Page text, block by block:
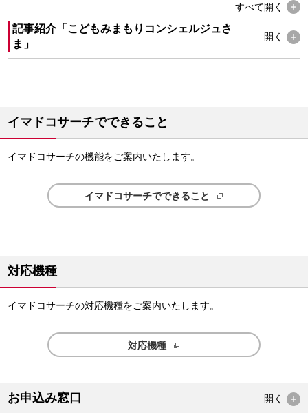
すべて開く
記事紹介「こどもみまもりコンシェルジュさ
ま」
開く
イマドコサーチでできること
イマドコサーチの機能をご案内いたします。
イマドコサーチでできること
対応機種
イマドコサーチの対応機種をご案内いたします。
対応機種
お申込み窓口 開く